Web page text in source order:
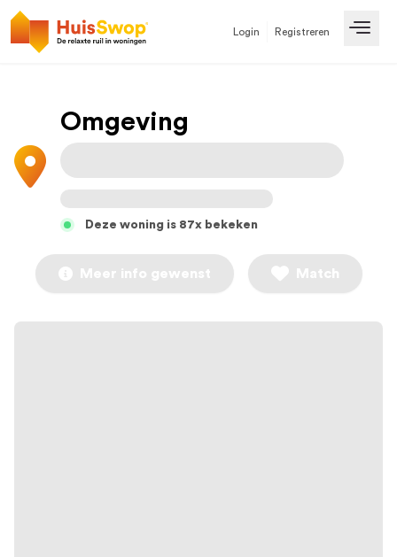
Login Registreren
Omgeving
Deze woning is 87x bekeken
Meer info gewenst Match